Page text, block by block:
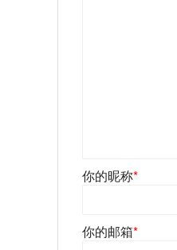
你的昵称*
你的邮箱*